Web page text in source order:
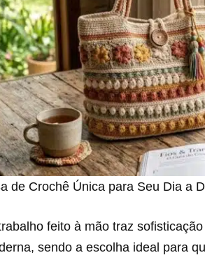
de Crochê Única para Seu Dia a
feito à mão traz
sendo a escolha ideal para